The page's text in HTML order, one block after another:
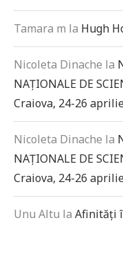
Tamara m la Hugh
Nicoleta Dinache la
NAȚIONALE DE
Craiova, 24-26
Nicoleta Dinache la
NAȚIONALE DE
Craiova, 24-26
Unu Altu la Afinități